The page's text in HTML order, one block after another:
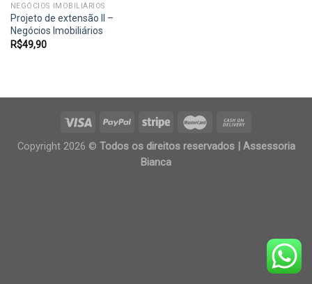
NEGÓCIOS IMOBILIÁRIOS
Projeto de extensão II –
Negócios Imobiliários
R$49,90
Copyright 2026 © Todos os direitos reservados | Assessoria
Bianca